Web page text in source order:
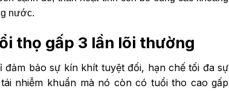
nước.
thọ gấp 3 lần lõi thường
bảo sự kín khít tuyệt đối, hạn chế tối đa sự
nhiễm khuẩn mà nó còn có tuổi tho cao gấp